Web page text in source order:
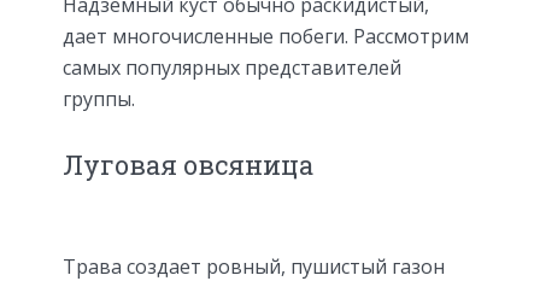
дает многочисленные побеги. Рассмотрим
самых популярных представителей
группы.
Луговая овсяница
Трава создает ровный, пушистый газон